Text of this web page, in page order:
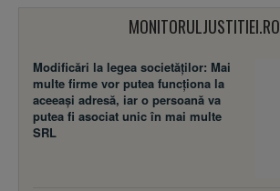
MONITORULJUSTITIEI.RO
Modificări la legea societăţilor: Mai
multe firme vor putea funcţiona la
aceeaşi adresă, iar o persoană va
putea fi asociat unic în mai multe
SRL